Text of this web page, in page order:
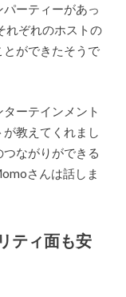
ーティーがあっ
れぞれのホストの
ができたそうで
ターテインメント
教えてくれまし
ながりができる
さんは話しま
ティ面も安